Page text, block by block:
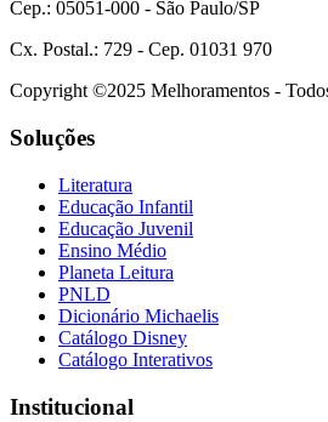
Cep.: 05051-000 - São Paulo/SP
Cx. Postal.: 729 - Cep. 01031 970
Copyright ©2025 Melhoramentos -
Soluções
Literatura
Educação Infantil
Educação Juvenil
Ensino Médio
Planeta Leitura
PNLD
Dicionário Michaelis
Catálogo Disney
Catálogo Interativos
Institucional